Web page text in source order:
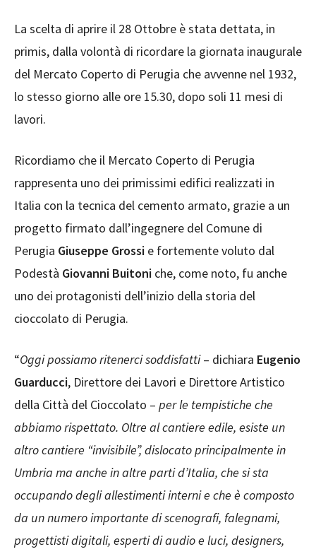
La scelta di aprire il 28 Ottobre è stata dettata, in
primis, dalla volontà di ricordare la giornata inaugurale
del Mercato Coperto di Perugia che avvenne nel 1932,
lo stesso giorno alle ore 15.30, dopo soli 11 mesi di
lavori.
Ricordiamo che il Mercato Coperto di Perugia
rappresenta uno dei primissimi edifici realizzati in
Italia con la tecnica del cemento armato, grazie a un
progetto firmato dall’ingegnere del Comune di
Perugia Giuseppe Grossi e fortemente voluto dal
Podestà Giovanni Buitoni che, come noto, fu anche
uno dei protagonisti dell’inizio della storia del
cioccolato di Perugia.
“Oggi possiamo ritenerci soddisfatti– dichiara Eugenio
Guarducci, Direttore dei Lavori e Direttore Artistico
della Città del Cioccolato – per le tempistiche che
abbiamo rispettato. Oltre al cantiere edile, esiste un
altro cantiere “invisibile”, dislocato principalmente in
Umbria ma anche in altre parti d’Italia, che si sta
occupando degli allestimenti interni e che è composto
da un numero importante di scenografi, falegnami,
progettisti digitali, esperti di audio e luci, designers,